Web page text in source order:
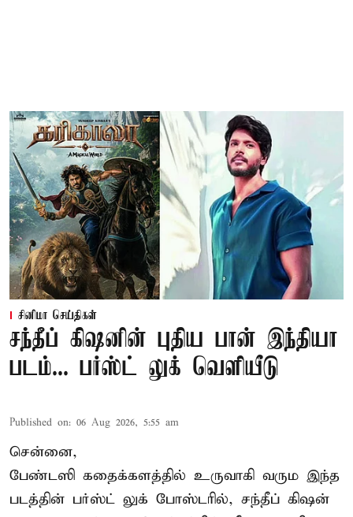
சினிமா செய்திகள்
சந்தீப் கிஷனின் புதிய பான் இந்தியா
படம்... பர்ஸ்ட் லுக் வெளியீடு
Published on: 06 Aug 2026, 5:55 am
சென்னை,
பேண்டஸி கதைக்களத்தில் உருவாகி வரும இந்த
படத்தின் பர்ஸ்ட் லுக் போஸ்டரில், சந்தீப் கிஷன்